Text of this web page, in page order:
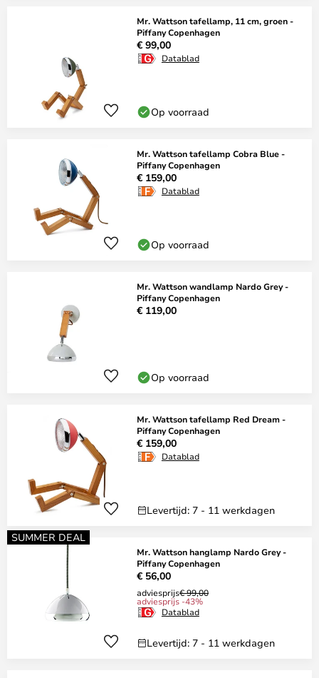
Mr. Wattson tafellamp, 11 cm, groen -
Piffany Copenhagen
€ 99,00
Datablad
Op voorraad
Mr. Wattson tafellamp Cobra Blue -
Piffany Copenhagen
€ 159,00
Datablad
Op voorraad
Mr. Wattson wandlamp Nardo Grey -
Piffany Copenhagen
€ 119,00
Op voorraad
Mr. Wattson tafellamp Red Dream -
Piffany Copenhagen
€ 159,00
Datablad
Levertijd: 7 - 11 werkdagen
SUMMER DEAL
Mr. Wattson hanglamp Nardo Grey -
Piffany Copenhagen
€ 56,00
adviesprijs€ 99,00
adviesprijs -43%
Datablad
Levertijd: 7 - 11 werkdagen